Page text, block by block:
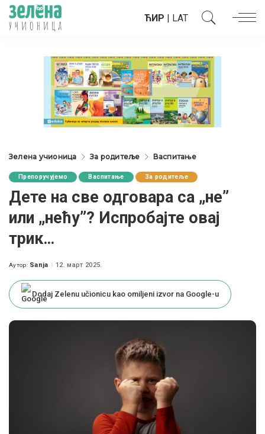
ЋИР | LAT
Зелена учионица За родитеље Васпитање
Препоручујемо Васпитање За родитеље
Дете на све одговара са „не”
или „нећу”? Испробајте овај
трик…
Posted
Аутор: Sanja 12. март 2025.
Dodaj Zelenu učionicu kao omiljeni izvor na Google-u